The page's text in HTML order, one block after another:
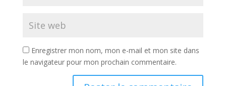
Enregistrer mon nom, mon e-mail et mon site dans
le navigateur pour mon prochain commentaire.